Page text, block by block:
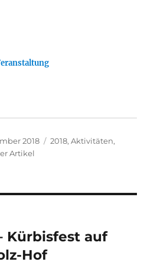
2018 Kategorien
2018,Aktivitäten,
Artikel
Kürbisfest auf
Hof